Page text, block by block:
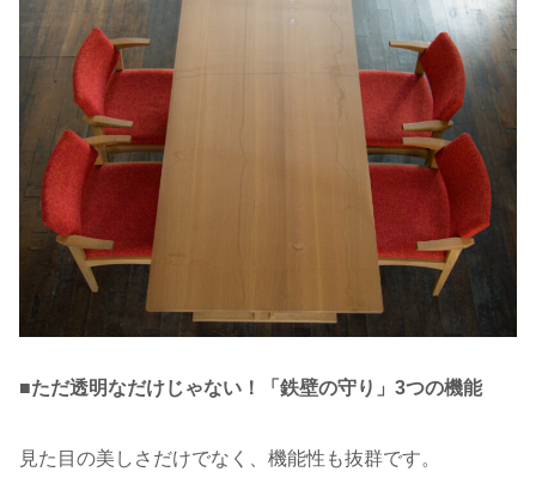
■ただ透明なだけじゃない！「鉄壁の守り」3つの機能
見た目の美しさだけでなく、機能性も抜群です。